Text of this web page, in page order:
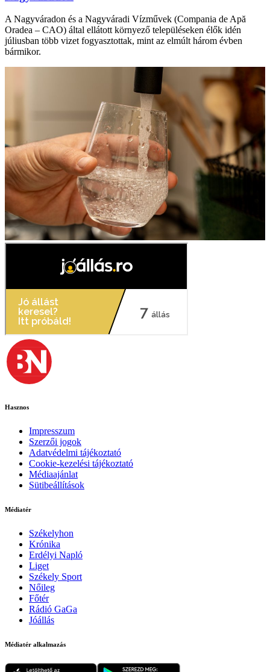
A Nagyváradon és a Nagyváradi Vízművek (Compania de Apă
Oradea – CAO) által ellátott környező településeken élők idén
júliusban több vizet fogyasztottak, mint az elmúlt három évben
bármikor.
Hasznos
Impresszum
Szerzői jogok
Adatvédelmi tájékoztató
Cookie-kezelési tájékoztató
Médiaajánlat
Sütibeállítások
Médiatér
Székelyhon
Krónika
Erdélyi Napló
Liget
Székely Sport
Nőileg
Főtér
Rádió GaGa
Jóállás
Médiatér alkalmazás